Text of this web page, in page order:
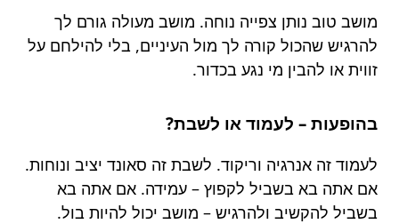
מושב טוב נותן צפייה נוחה. מושב מעולה גורם לך
להרגיש שהכול קורה לך מול העיניים, בלי להילחם על
זווית או להבין מי נגע בכדור.
בהופעות – לעמוד או לשבת?
לעמוד זה אנרגיה וריקוד. לשבת זה סאונד יציב ונוחות.
אם אתה בא בשביל לקפוץ – עמידה. אם אתה בא
בשביל להקשיב ולהרגיש – מושב יכול להיות בול.